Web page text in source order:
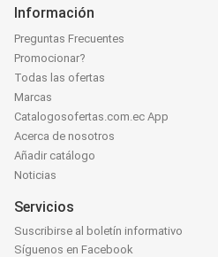
Información
Preguntas Frecuentes
Promocionar?
Todas las ofertas
Marcas
Catalogosofertas.com.ec App
Acerca de nosotros
Añadir catálogo
Noticias
Servicios
Suscribirse al boletín informativo
Síguenos en Facebook